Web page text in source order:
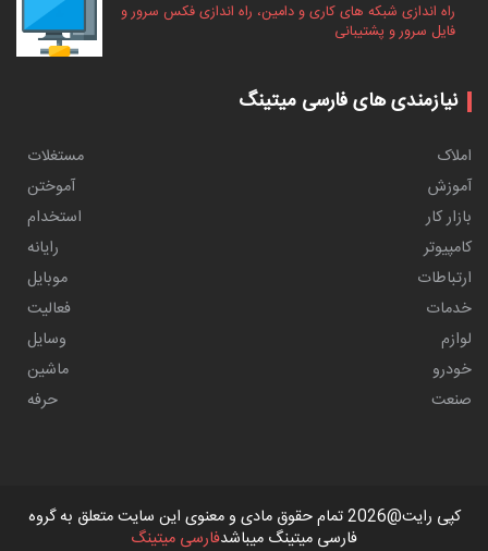
راه اندازی شبکه های کاری و دامین، راه اندازی فکس سرور و
فایل سرور و پشتیبانی
نیازمندی های فارسی میتینگ
املاک
مستغلات
آموزش
آموختن
بازار کار
استخدام
کامپیوتر
رایانه
ارتباطات
موبایل
خدمات
فعالیت
لوازم
وسایل
خودرو
ماشین
صنعت
حرفه
کپی رایت@2026 تمام حقوق مادی و معنوی این سایت متعلق به گروه
فارسی میتینگ میباشدفارسی میتینگ